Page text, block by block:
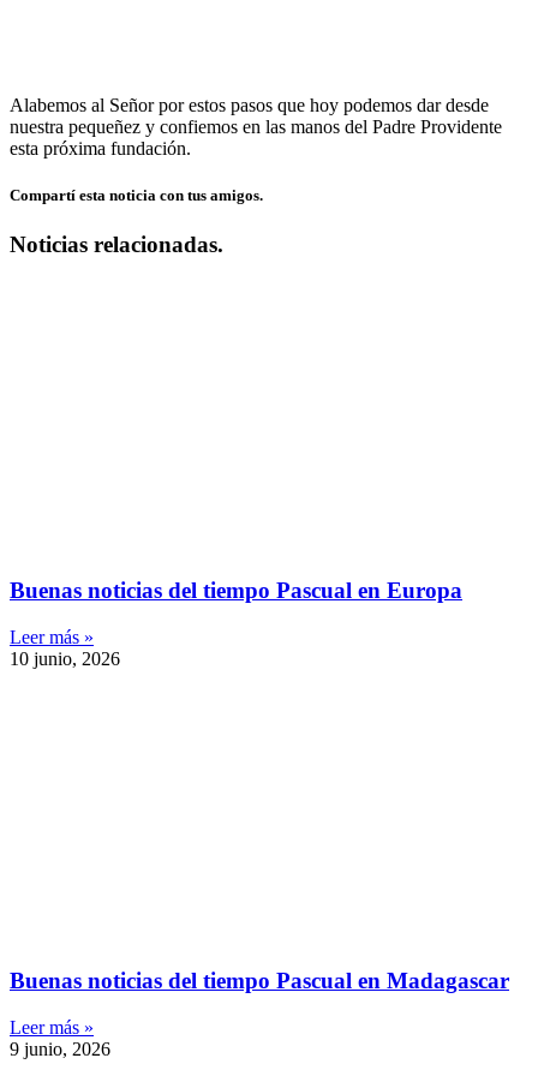
Alabemos al Señor por estos pasos que hoy podemos dar desde
nuestra pequeñez y confiemos en las manos del Padre Providente
esta próxima fundación.
Compartí esta noticia con tus amigos.
Noticias relacionadas.
Buenas noticias del tiempo Pascual en Europa
Leer más »
10 junio, 2026
Buenas noticias del tiempo Pascual en Madagascar
Leer más »
9 junio, 2026